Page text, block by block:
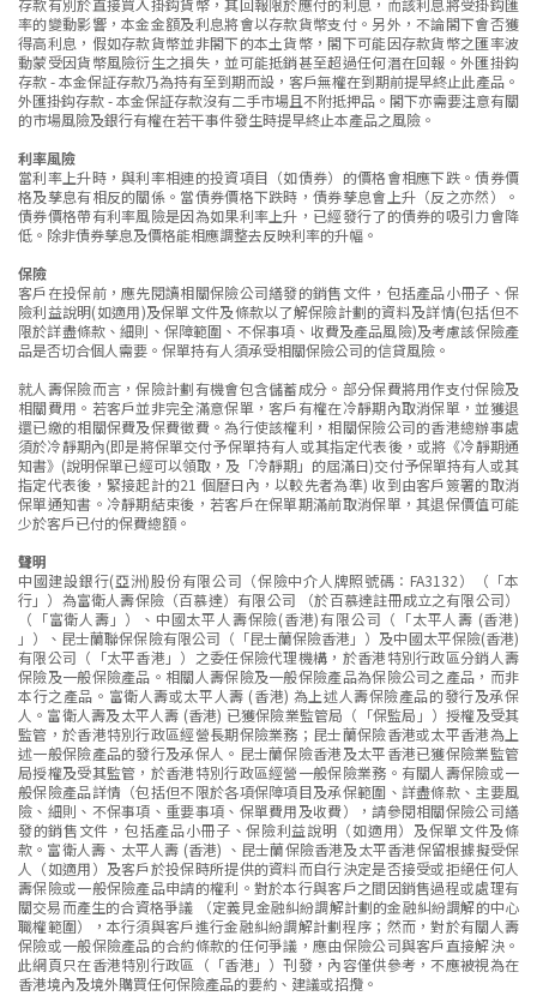
存款有別於直接買入掛鈎貨幣，其回報限於應付的利息，而該利息將受掛鈎匯
率的變動影響，本金金額及利息將會以存款貨幣支付。另外，不論閣下會否獲
得高利息，假如存款貨幣並非閣下的本土貨幣，閣下可能因存款貨幣之匯率波
動蒙受因貨幣風險衍生之損失，並可能抵銷甚至超過任何潛在回報。外匯掛鈎
存款 - 本金保証存款乃為持有至到期而設，客戶無權在到期前提早終止此產品。
外匯掛鈎存款 - 本金保証存款沒有二手市場且不附抵押品。閣下亦需要注意有關
的市場風險及銀行有權在若干事件發生時提早終止本產品之風險。
利率風險
當利率上升時，與利率相連的投資項目（如債券）的價格會相應下跌。債券價
格及孳息有相反的關係。當債券價格下跌時，債券孳息會上升（反之亦然）。
債券價格帶有利率風險是因為如果利率上升，已經發行了的債券的吸引力會降
低。除非債券孳息及價格能相應調整去反映利率的升幅。
保險
客戶在投保前，應先閱讀相關保險公司繕發的銷售文件，包括產品小冊子、保
險利益說明(如適用)及保單文件及條款以了解保險計劃的資料及詳情(包括但不
限於詳盡條款、細則、保障範圍、不保事項、收費及產品風險)及考慮該保險產
品是否切合個人需要。保單持有人須承受相關保險公司的信貸風險。
就人壽保險而言，保險計劃有機會包含儲蓄成分。部分保費將用作支付保險及
相關費用。若客戶並非完全滿意保單，客戶有權在冷靜期內取消保單，並獲退
還已繳的相關保費及保費徵費。為行使該權利，相關保險公司的香港總辦事處
須於冷靜期內(即是將保單交付予保單持有人或其指定代表後，或將《冷靜期通
知書》(說明保單已經可以領取，及「冷靜期」的屆滿日)交付予保單持有人或其
指定代表後，緊接起計的21 個曆日內，以較先者為準) 收到由客戶簽署的取消
保單通知書。冷靜期結束後，若客戶在保單期滿前取消保單，其退保價值可能
少於客戶已付的保費總額。
聲明
中國建設銀行(亞洲)股份有限公司（保險中介人牌照號碼：FA3132）（「本
行」）為富衛人壽保險（百慕達）有限公司 （於百慕達註冊成立之有限公司）
（「富衛人壽」）、中國太平人壽保險(香港)有限公司（「太平人壽 (香港)
」）、昆士蘭聯保保險有限公司（「昆士蘭保險香港」）及中國太平保險(香港)
有限公司（「太平香港」）之委任保險代理機構，於香港特別行政區分銷人壽
保險及一般保險產品。相關人壽保險及一般保險產品為保險公司之產品，而非
本行之產品。富衛人壽或太平人壽 (香港) 為上述人壽保險產品的發行及承保
人。富衛人壽及太平人壽 (香港) 已獲保險業監管局（「保監局」）授權及受其
監管，於香港特別行政區經營長期保險業務；昆士蘭保險香港或太平香港為上
述一般保險產品的發行及承保人。昆士蘭保險香港及太平香港已獲保險業監管
局授權及受其監管，於香港特別行政區經營一般保險業務。有關人壽保險或一
般保險產品詳情（包括但不限於各項保障項目及承保範圍、詳盡條款、主要風
險、細則、不保事項、重要事項、保單費用及收費），請參閱相關保險公司繕
發的銷售文件，包括產品小冊子、保險利益說明（如適用）及保單文件及條
款。富衛人壽、太平人壽 (香港) 、昆士蘭保險香港及太平香港保留根據擬受保
人（如適用）及客戶於投保時所提供的資料而自行決定是否接受或拒絕任何人
壽保險或一般保險產品申請的權利。對於本行與客戶之間因銷售過程或處理有
關交易而產生的合資格爭議 （定義見金融糾紛調解計劃的金融糾紛調解的中心
職權範圍），本行須與客戶進行金融糾紛調解計劃程序；然而，對於有關人壽
保險或一般保險產品的合約條款的任何爭議，應由保險公司與客戶直接解決。
此網頁只在香港特別行政區（「香港」）刊發，內容僅供參考，不應被視為在
香港境內及境外購買任何保險產品的要約、建議或招攬。